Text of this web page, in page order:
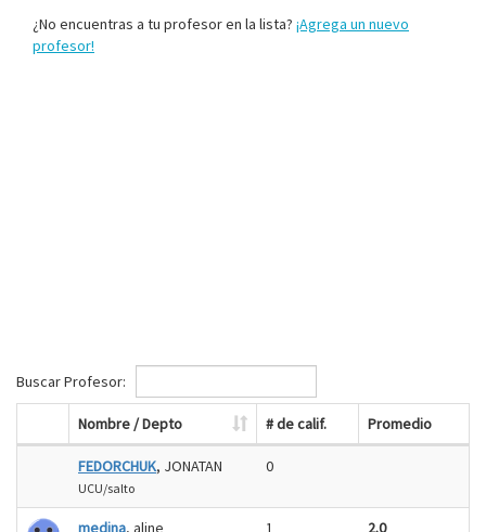
¿No encuentras a tu profesor en la lista? ¡Agrega un nuevo
profesor!
Buscar Profesor:
Nombre / Depto # de calif. Promedio
FEDORCHUK, JONATAN
UCU/salto
0
medina, aline 1 2.0